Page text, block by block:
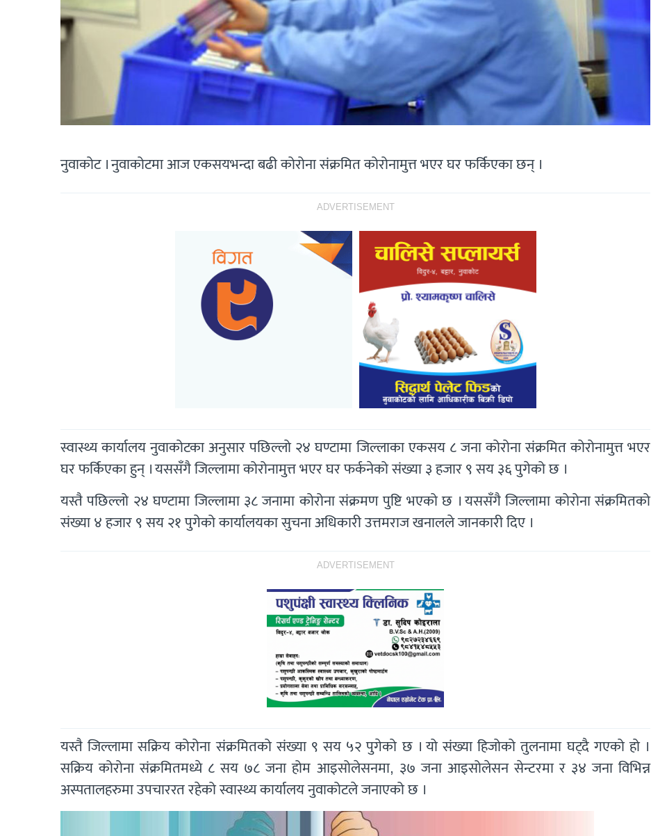
नुवाकोट । नुवाकोटमा आज एकसयभन्दा बढी कोरोना संक्रमित कोरोनामुत्त भएर घर फर्किएका छन् ।
ADVERTISEMENT
स्वास्थ्य कार्यालय नुवाकोटका अनुसार पछिल्लो २४ घण्टामा जिल्लाका एकसय ८ जना कोरोना संक्रमित कोरोनामुत्त भएर
घर फर्किएका हुन् । यससँगै जिल्लामा कोरोनामुत्त भएर घर फर्कनेको संख्या ३ हजार ९ सय ३६ पुगेको छ ।
यस्तै पछिल्लो २४ घण्टामा जिल्लामा ३८ जनामा कोरोना संक्रमण पुष्टि भएको छ । यससँगै जिल्लामा कोरोना संक्रमितको
संख्या ४ हजार ९ सय २१ पुगेको कार्यालयका सुचना अधिकारी उत्तमराज खनालले जानकारी दिए ।
ADVERTISEMENT
यस्तै जिल्लामा सक्रिय कोरोना संक्रमितको संख्या ९ सय ५२ पुगेको छ । यो संख्या हिजोको तुलनामा घट्दै गएको हो ।
सक्रिय कोरोना संक्रमितमध्ये ८ सय ७८ जना होम आइसोलेसनमा, ३७ जना आइसोलेसन सेन्टरमा र ३४ जना विभिन्न
अस्पतालहरुमा उपचाररत रहेको स्वास्थ्य कार्यालय नुवाकोटले जनाएको छ ।